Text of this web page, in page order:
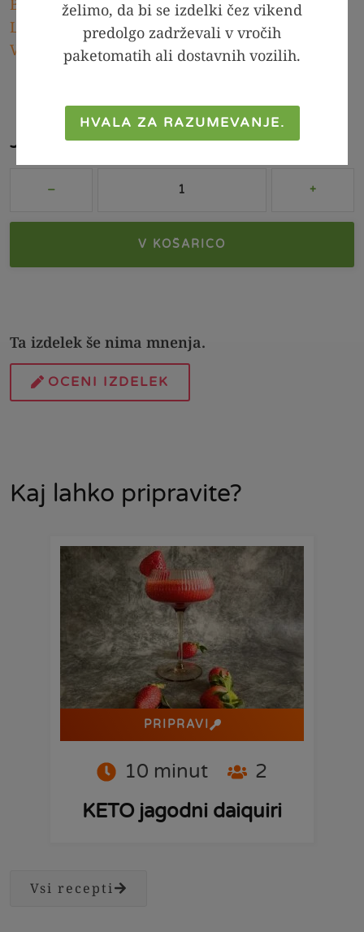
Brez dodanega sladkorja izdelki, Kmalu,
LCHF izdelki, Napitki, Novo, Odprodaja
Vegetarijanski izdelki
Jagodni sirup brez obresti
V KOŠARICO
Ta izdelek še nima mnenja.
OCENI IZDELEK
Kaj lahko pripravite?
PRIPRAVI
10 minut
2
KETO jagodni daiquiri
Vsi recepti
želimo, da bi se izdelki čez vikend
predolgo zadrževali v vročih
paketomatih ali dostavnih vozilih.
HVALA ZA RAZUMEVANJE.